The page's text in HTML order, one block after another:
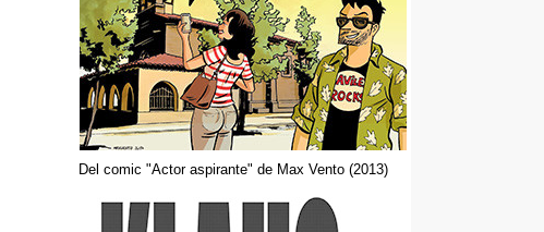
Del comic "Actor aspirante" de Max Vento (2013)